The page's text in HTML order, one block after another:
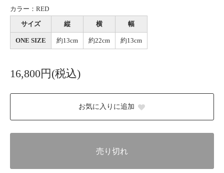
カラー：RED
サイズ
縦 横 幅
ONE SIZE 約13cm 約22cm 約13cm
16,800円(税込)
お気に入りに追加
売り切れ